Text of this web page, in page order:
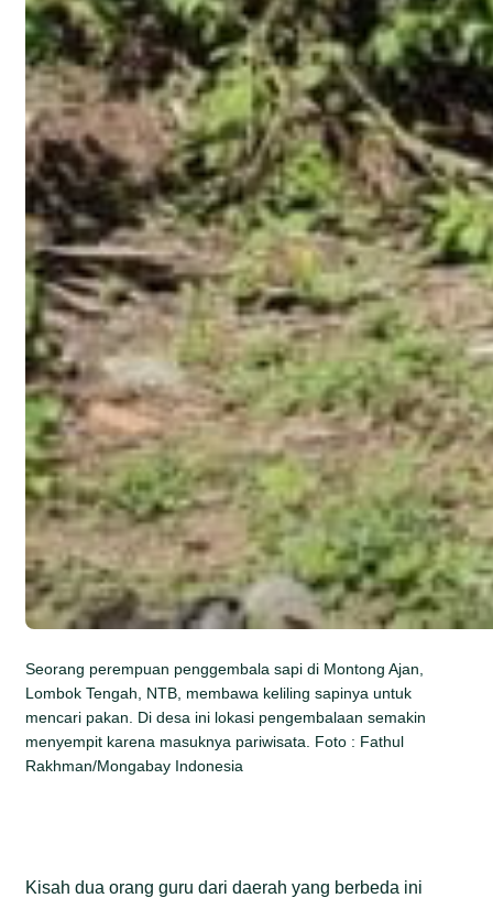
Seorang perempuan penggembala sapi di Montong Ajan,
Lombok Tengah, NTB, membawa keliling sapinya untuk
mencari pakan. Di desa ini lokasi pengembalaan semakin
menyempit karena masuknya pariwisata. Foto : Fathul
Rakhman/Mongabay Indonesia
Kisah dua orang guru dari daerah yang berbeda ini